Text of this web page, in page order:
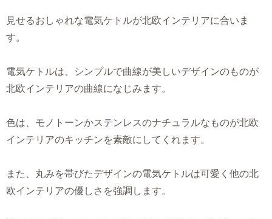
見せるおしゃれな電気ケトルが北欧インテリアに合いま
す。
電気ケトルは、シンプルで曲線が美しいデザインのものが
北欧インテリアの曲線になじみます。
色は、モノトーンかステンレスのナチュラルなものが北欧
インテリアのキッチンを素敵にしてくれます。
また、丸みを帯びたデザインの電気ケトルは可愛く他の北
欧インテリアの優しさを強調します。